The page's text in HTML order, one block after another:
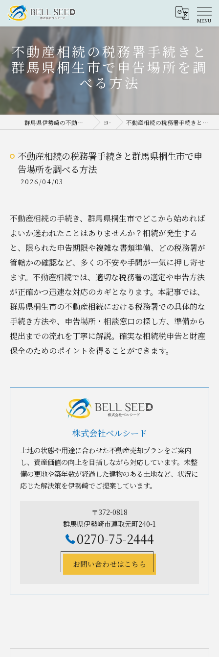
不動産相続の税務署手続きと
群馬県桐生市で申告場所を調
べる方法
群馬県伊勢崎の不動産売却なら株式会社ベルシード コラム 不動産相続の税務署手続きと群馬県桐生市で申告場所を調べる方法
不動産相続の税務署手続きと群馬県桐生市で申
告場所を調べる方法
2026/04/03
不動産相続の手続き、群馬県桐生市でどこから始めれば
よいか迷われたことはありませんか？相続が発生する
と、限られた申告期限や複雑な書類準備、どの税務署が
管轄かの確認など、多くの不安や手間が一気に押し寄せ
ます。不動産相続では、適切な税務署の選定や申告方法
が正確かつ迅速な対応のカギとなります。本記事では、
群馬県桐生市の不動産相続における税務署での具体的な
手続き方法や、申告場所・相談窓口の探し方、準備から
提出までの流れを丁寧に解説。確実な相続税申告と財産
保全のためのポイントを得ることができます。
株式会社ベルシード
土地の状態や用途に合わせた不動産売却プランをご案内
し、資産価値の向上を目指しながら対応しています。未整
備の更地や築年数が経過した建物のある土地など、状況に
応じた解決策を伊勢崎でご提案しています。
〒372-0818
群馬県伊勢崎市連取元町240-1
0270-75-2444
お問い合わせはこちら